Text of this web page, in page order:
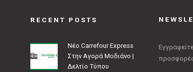
RECENT POSTS
Νέο Carrefour Express
Στην Αγορά Μοδιάνο |
Δελτίο Τύπου